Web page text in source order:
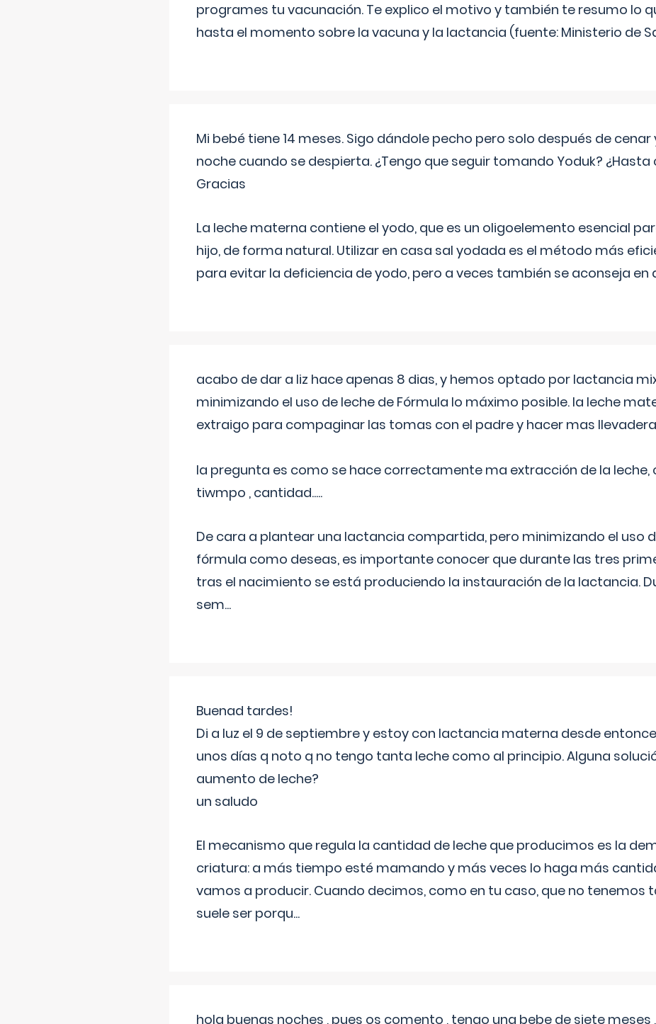
programes tu vacunación. Te explico el motivo y también te resumo lo
hasta el momento sobre la vacuna y la lactancia (fuente: Ministerio de
Mi bebé tiene 14 meses. Sigo dándole pecho pero solo después de cenar
noche cuando se despierta. ¿Tengo que seguir tomando Yoduk? ¿Hasta
Gracias
La leche materna contiene el yodo, que es un oligoelemento esencial
hijo, de forma natural. Utilizar en casa sal yodada es el método más
para evitar la deficiencia de yodo, pero a veces también se aconseja en
acabo de dar a liz hace apenas 8 dias, y hemos optado por lactancia
minimizando el uso de leche de Fórmula lo máximo posible. la leche
extraigo para compaginar las tomas con el padre y hacer mas
la pregunta es como se hace correctamente ma extracción de la leche,
tiwmpo , cantidad.....
De cara a plantear una lactancia compartida, pero minimizando el uso
fórmula como deseas, es importante conocer que durante las tres
tras el nacimiento se está produciendo la instauración de la lactancia.
sem...
Buenad tardes!
Di a luz el 9 de septiembre y estoy con lactancia materna desde
unos días q noto q no tengo tanta leche como al principio. Alguna
aumento de leche?
un saludo
El mecanismo que regula la cantidad de leche que producimos es la
criatura: a más tiempo esté mamando y más veces lo haga más
vamos a producir. Cuando decimos, como en tu caso, que no tenemos
suele ser porqu...
hola buenas noches , pues os comento , tengo una bebe de siete meses